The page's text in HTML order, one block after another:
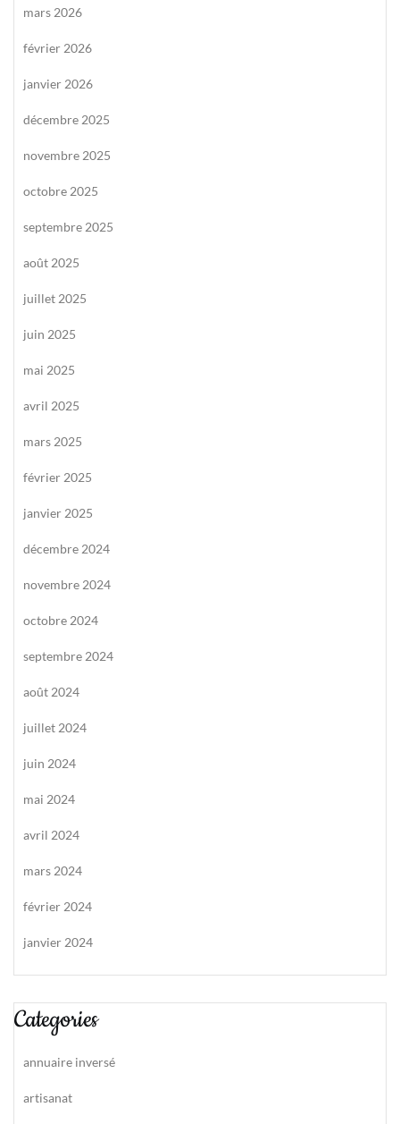
mars 2026
février 2026
janvier 2026
décembre 2025
novembre 2025
octobre 2025
septembre 2025
août 2025
juillet 2025
juin 2025
mai 2025
avril 2025
mars 2025
février 2025
janvier 2025
décembre 2024
novembre 2024
octobre 2024
septembre 2024
août 2024
juillet 2024
juin 2024
mai 2024
avril 2024
mars 2024
février 2024
janvier 2024
Categories
annuaire inversé
artisanat